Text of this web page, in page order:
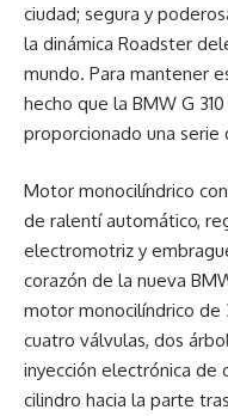
ciudad; segura y
la dinámica Roadster
mundo. Para mantener
hecho que la BMW G
proporcionado una serie
Motor monocilíndrico
de ralentí automático,
electromotriz y
corazón de la nueva
motor monocilíndrico de
cuatro válvulas, dos
inyección electrónica de
cilindro hacia la parte